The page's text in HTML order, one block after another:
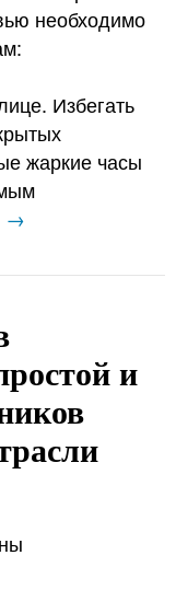
необходимо
Избегать
жаркие часы
→
и